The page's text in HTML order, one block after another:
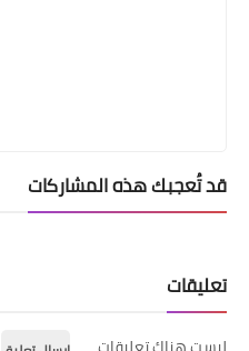
قد تُعجبك هذه المشاركات
تعليقات